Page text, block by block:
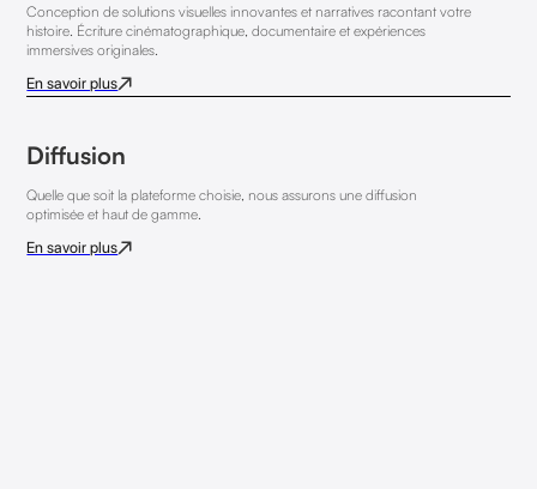
Conception de solutions visuelles innovantes et narratives racontant votre
histoire. Écriture cinématographique, documentaire et expériences
immersives originales.
En savoir plus
Diffusion
Quelle que soit la plateforme choisie, nous assurons une diffusion
optimisée et haut de gamme.
En savoir plus